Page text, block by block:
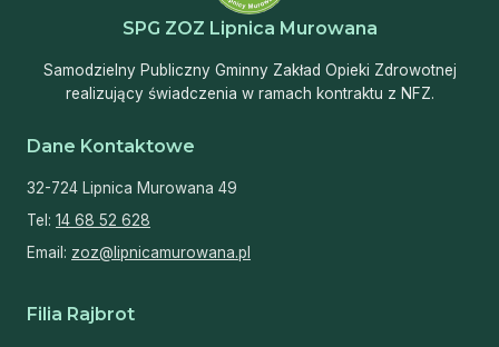
SPG ZOZ Lipnica Murowana
Samodzielny Publiczny Gminny Zakład Opieki Zdrowotnej
realizujący świadczenia w ramach kontraktu z NFZ.
Dane Kontaktowe
32-724 Lipnica Murowana 49
Tel: 14 68 52 628
Email: zoz@lipnicamurowana.pl
Filia Rajbrot